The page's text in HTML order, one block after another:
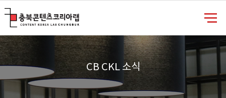
CB CKL 소식